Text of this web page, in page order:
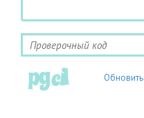
Обновить